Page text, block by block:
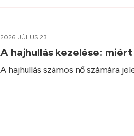
2026. JÚLIUS 23.
A hajhullás kezelése:
A hajhullás számos nő számára